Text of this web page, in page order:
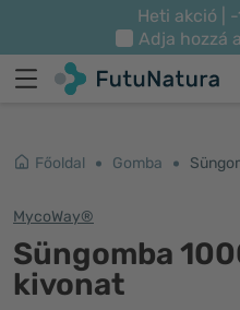
Heti akció |
Adja hozzá
Főoldal Gomba
MycoWay®
Süngomba
kivonat